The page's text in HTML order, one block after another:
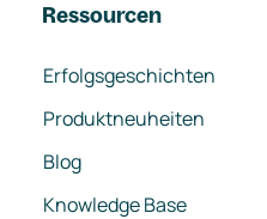
Ressourcen
Erfolgsgeschichten
Produktneuheiten
Blog
Knowledge Base